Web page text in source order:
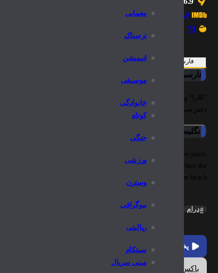
معمایی
ترسناک
انیمیشن
موسیقی
خانوادگی
کوتاه
جنگی
ورزشی
وسترن
بیوگرافی
ریالیتی
سیتکام
مینی سریال
6.9
73
فارسی انگلیسی
فارسی
"کلارا" و "هانس" دو تروریست چپگرا، نزدیک به پانزده سال تحت تعقیب
دختر سرکش "کلارا" تهدیدی برای امنیت آنهاست و...
انگلیسی
left-wing terrorists who have been sought by police for almost fifteen years.
daughter Jeanne begins to pose a threat to their security when she
falls in love with a boy she meets on the beach.
درام
پخش آنلاین
باکس دانلود